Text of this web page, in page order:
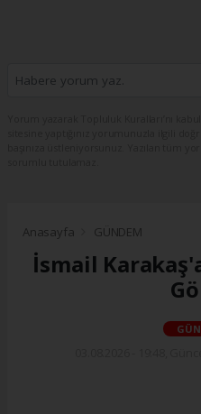
Anasayfa GÜNDEM
İsmail